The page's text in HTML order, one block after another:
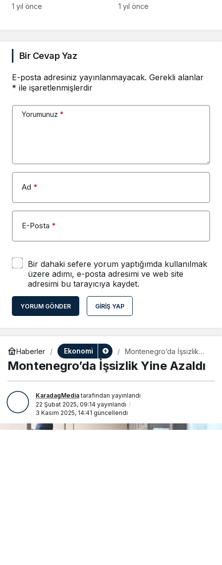
Transfer Dönemi
1 yıl önce
87 Milyon Avronun
1 yıl önce
Bir Cevap Yaz
E-posta adresiniz yayınlanmayacak. Gerekli alanlar
* ile işaretlenmişlerdir
Yorumunuz *
Ad *
E-Posta *
Bir dahaki sefere yorum yaptığımda kullanılmak
üzere adımı, e-posta adresimi ve web site
adresimi bu tarayıcıya kaydet.
YORUM GÖNDER GIRIŞ YAP
Haberler Ekonomi
Montenegro’da İşsizlik
Yine Azaldı
Montenegro’da İşsizlik Yine Azaldı
KaradagMediatarafından yayınlandı
22 Şubat 2025, 09:14 yayınlandı
3 Kasım 2025, 14:41 güncellendi